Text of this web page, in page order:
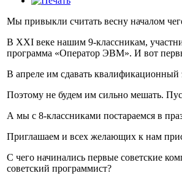
Мы привыкли считать весну началом
В ХХI веке нашим 9-классникам,
программа «Оператор ЭВМ». И вот
В апреле им сдавать
Поэтому не будем им сильно мешать.
А мы с 8-классниками постараемся в
Приглашаем и всех желающих к нам
С чего начинались первые советские
советский программист?